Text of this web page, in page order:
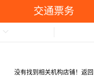
交通票务
没有找到相关机构店铺！ 返回